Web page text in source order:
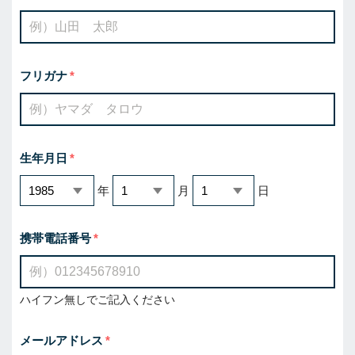
フリガナ
生年月日
年 月 日
携帯電話番号
ハイフン無しでご記入ください
メールアドレス